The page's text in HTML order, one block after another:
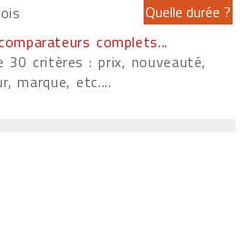
complets...
30 critères : prix, nouveauté,
marque, etc....